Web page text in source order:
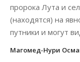
пророка Лута и
(находятся) на
путники и могут
Магомед-Нури